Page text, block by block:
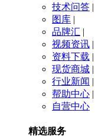
技术问答 |
图库 |
品牌汇 |
视频资讯 |
资料下载 |
现货商城 |
行业新闻 |
帮助中心 |
自营中心
精选服务